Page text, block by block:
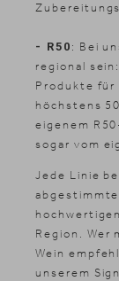
- R50 : Bei
regional
Produkte für
höchstens
eigenem
sogar vom
Jede Linie
Region. Wer
Wein
unserem